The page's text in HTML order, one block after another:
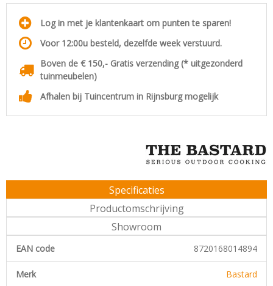
Log in met je klantenkaart om punten te sparen!
Voor 12:00u besteld, dezelfde week verstuurd.
Boven de € 150,- Gratis verzending (* uitgezonderd
tuinmeubelen)
Afhalen bij Tuincentrum in Rijnsburg mogelijk
Specificaties
Productomschrijving
Showroom
EAN code 8720168014894
Merk Bastard